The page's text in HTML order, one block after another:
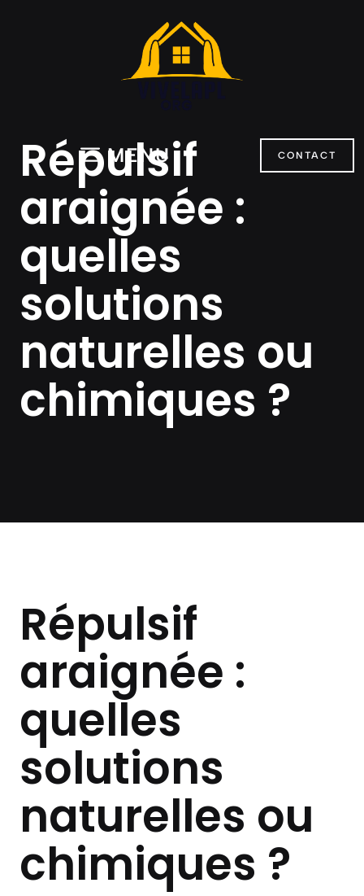
MENU CONTACT
Répulsif
araignée :
quelles
solutions
naturelles ou
chimiques ?
Répulsif
araignée :
quelles
solutions
naturelles ou
chimiques ?